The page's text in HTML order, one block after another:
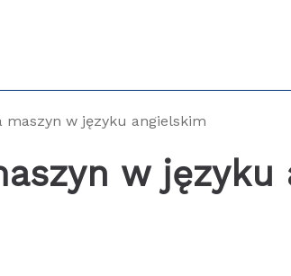
maszyn w języku angielskim
w języku